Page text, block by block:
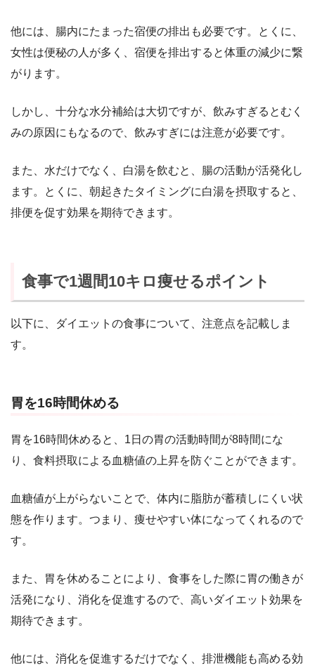
他には、腸内にたまった宿便の排出も必要です。とくに、
女性は便秘の人が多く、宿便を排出すると体重の減少に繋
がります。
しかし、十分な水分補給は大切ですが、飲みすぎるとむく
みの原因にもなるので、飲みすぎには注意が必要です。
また、水だけでなく、白湯を飲むと、腸の活動が活発化し
ます。とくに、朝起きたタイミングに白湯を摂取すると、
排便を促す効果を期待できます。
食事で1週間10キロ痩せるポイント
以下に、ダイエットの食事について、注意点を記載しま
す。
胃を16時間休める
胃を16時間休めると、1日の胃の活動時間が8時間にな
り、食料摂取による血糖値の上昇を防ぐことができます。
血糖値が上がらないことで、体内に脂肪が蓄積しにくい状
態を作ります。つまり、痩せやすい体になってくれるので
す。
また、胃を休めることにより、食事をした際に胃の働きが
活発になり、消化を促進するので、高いダイエット効果を
期待できます。
他には、消化を促進するだけでなく、排泄機能も高める効